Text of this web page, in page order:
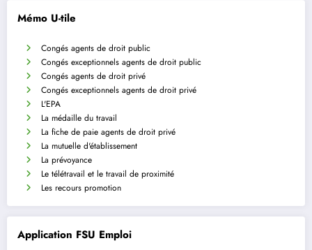
Mémo U-tile
Congés agents de droit public
Congés exceptionnels agents de droit public
Congés agents de droit privé
Congés exceptionnels agents de droit privé
L'EPA
La médaille du travail
La fiche de paie agents de droit privé
La mutuelle d'établissement
La prévoyance
Le télétravail et le travail de proximité
Les recours promotion
Application FSU Emploi